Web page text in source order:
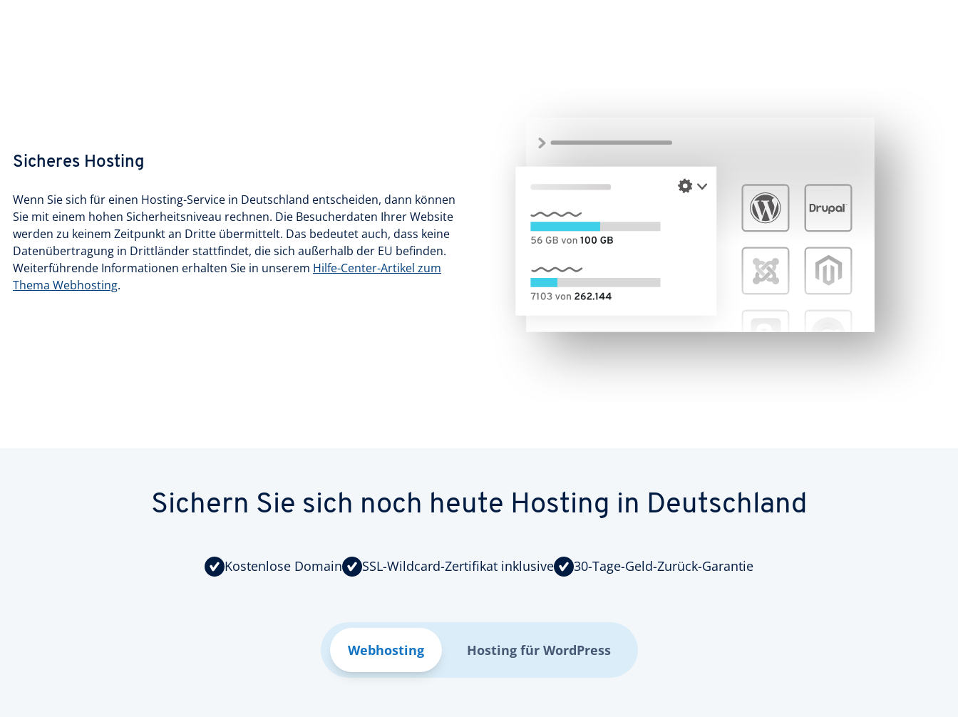
Sicheres Hosting
Wenn Sie sich für einen Hosting-Service in Deutschland entscheiden, dann können
Sie mit einem hohen Sicherheitsniveau rechnen. Die Besucherdaten Ihrer Website
werden zu keinem Zeitpunkt an Dritte übermittelt. Das bedeutet auch, dass keine
Datenübertragung in Drittländer stattfindet, die sich außerhalb der EU befinden.
Weiterführende Informationen erhalten Sie in unserem Hilfe-Center-Artikel zum
Thema Webhosting.
Sichern Sie sich noch heute Hosting in Deutschland
Kostenlose Domain SSL-Wildcard-Zertifikat inklusive 30-Tage-Geld-Zurück-Garantie
Webhosting Hosting für WordPress